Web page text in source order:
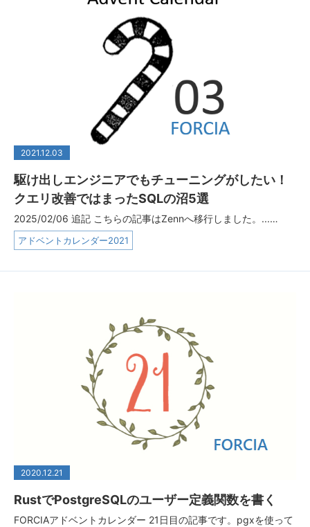
2021.12.03
駆け出しエンジニアでもチューニングがしたい！
クエリ改善ではまったSQLの沼5選
2025/02/06 追記 こちらの記事はZennへ移行しました。...…
アドベントカレンダー2021
2020.12.21
RustでPostgreSQLのユーザー定義関数を書く
FORCIAアドベントカレンダー 21日目の記事です。pgxを使って